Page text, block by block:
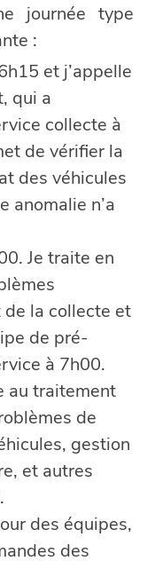
journée type
:
et j’appelle
qui a
collecte à
de vérifier la
des véhicules
anomalie n’a
Je traite en
la collecte et
de pré-
à 7h00.
au traitement
de
gestion
et autres
des équipes,
des